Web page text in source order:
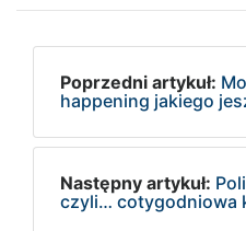
Poprzedni artykuł:
happening jakiego
Następny artykuł:
czyli… cotygodniowa